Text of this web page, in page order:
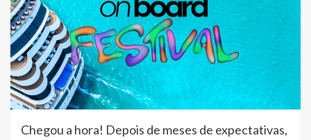
Chegou a hora! Depois de meses de expectativas,